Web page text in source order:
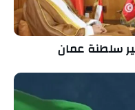
سلطنة عمان